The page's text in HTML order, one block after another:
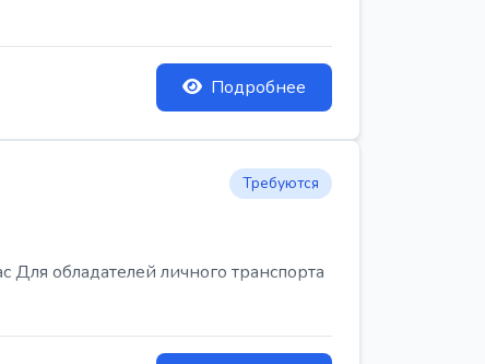
Подробнее
Требуются
обладателей личного транспорта